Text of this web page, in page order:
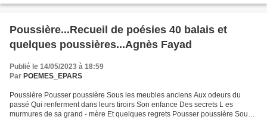
Poussière...Recueil de poésies 40 balais et
quelques poussières...Agnès Fayad
Publié le 14/05/2023 à 18:59
Par POEMES_EPARS
Poussière Pousser poussière Sous les meubles anciens Aux odeurs du
passé Qui renferment dans leurs tiroirs Son enfance Des secrets L es
murmures de sa grand - mère Et quelques regrets Pousser poussière Sous